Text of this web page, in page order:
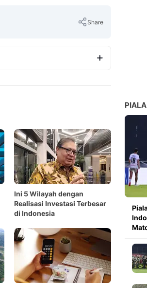
Share
Ini 5 Wilayah dengan
Realisasi Investasi Terbesar
di Indonesia